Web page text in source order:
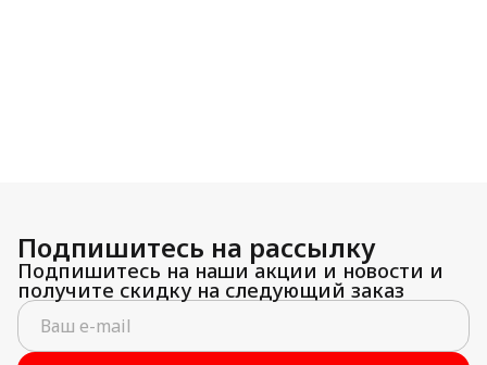
Подпишитесь на рассылку
Подпишитесь на наши акции и новости и
получите скидку на следующий заказ